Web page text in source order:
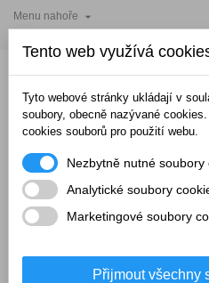
Menu nahoře 
Tento web využívá
Tyto webové stránky ukládají v
soubory, obecně nazývané
cookies souborů pro použití webu.
Nezbytně nutné soubory
Analytické soubory
Marketingové soubory
Přijmout všechny